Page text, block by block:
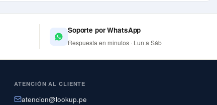
Soporte por WhatsApp
Respuesta en minutos · Lun a Sáb
ATENCIÓN AL CLIENTE
atencion@lookup.pe